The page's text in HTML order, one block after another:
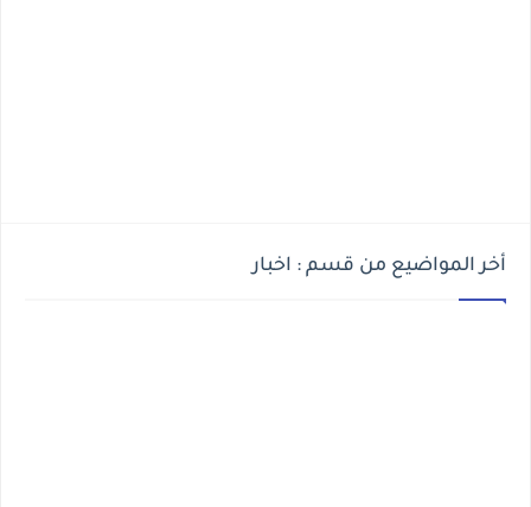
أخر المواضيع من قسم : اخبار